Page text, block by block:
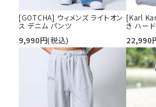
XL
XXL
29inc
30inc
34inc
40inc
KIDS
カラー
[GOTCHA] ウィメンズ ライトオン
ス デニム パンツ
9,990円(税込)
[Karl
き ハー
22,990